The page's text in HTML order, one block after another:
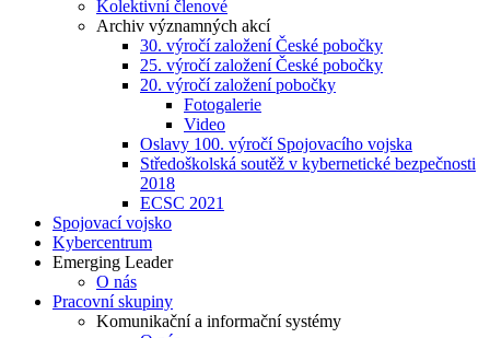
Kolektivní členové
Archiv významných akcí
30. výročí založení České pobočky
25. výročí založení České pobočky
20. výročí založení pobočky
Fotogalerie
Video
Oslavy 100. výročí Spojovacího vojska
Středoškolská soutěž v kybernetické bezpečnosti
2018
ECSC 2021
Spojovací vojsko
Kybercentrum
Emerging Leader
O nás
Pracovní skupiny
Komunikační a informační systémy